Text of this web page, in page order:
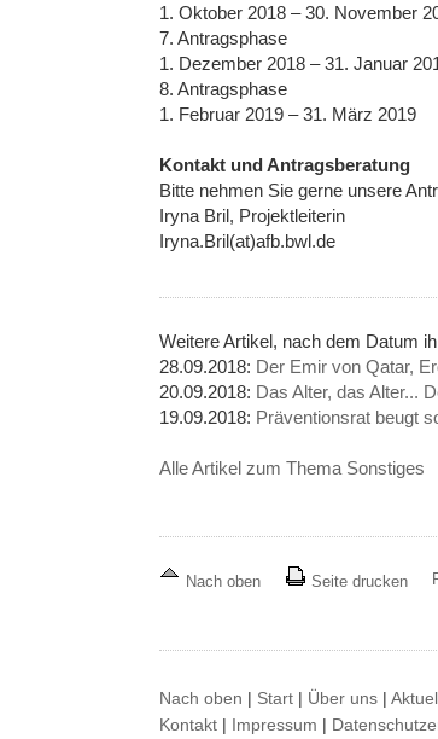
1. Oktober 2018 – 30. November
7. Antragsphase
1. Dezember 2018 – 31. Januar
8. Antragsphase
1. Februar 2019 – 31. März 2019
Kontakt und Antragsberatung
Bitte nehmen Sie gerne unsere
Iryna Bril, Projektleiterin
Iryna.Bril(at)afb.bwl.de
Weitere Artikel, nach dem Datum
28.09.2018: Der Emir von Qatar,
20.09.2018: Das Alter, das Alter...
19.09.2018: Präventionsrat beugt
Alle Artikel zum Thema Sonstiges
Nach oben Seite drucken
Nach oben | Start | Über uns |
Kontakt | Impressum |